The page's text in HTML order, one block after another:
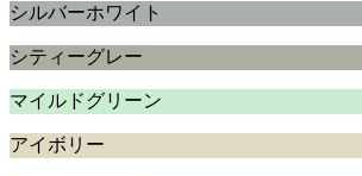
シルバーホワイト
シティーグレー
マイルドグリーン
アイボリー